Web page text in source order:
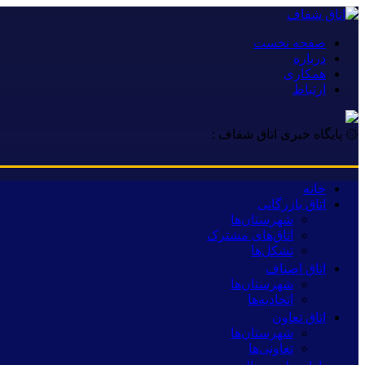
صفحه نخست
درباره
همکاری
ارتباط
۞ پایگاه خبری اتاق شفاف :
خانه
اتاق بازرگانی
شهرستان‌ها
اتاق‌های مشترک
تشکل‌ها
اتاق اصناف
شهرستان‌ها
اتحادیه‌ها
اتاق تعاون
شهرستان‌ها
تعاونی‌ها